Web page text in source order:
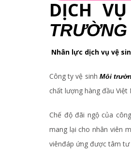
DỊCH
Nhân lực dịch vụ vệ
Công ty vệ sinh Môi
chất lượng hàng đầu Việt
Chế độ đãi ngộ của
mang lại cho nhân viên
viênđáp ứng được tâm tư